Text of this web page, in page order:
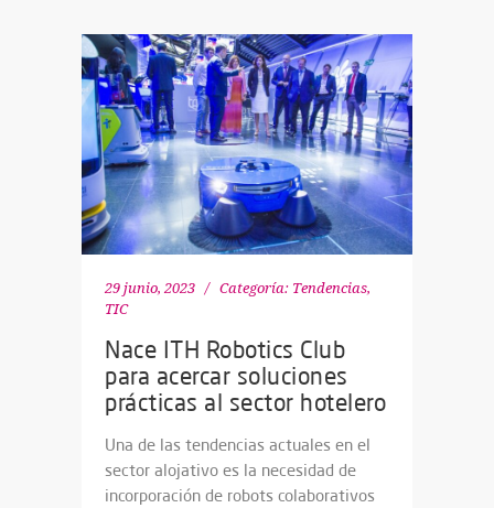
29 junio, 2023 Categoría: Tendencias,
TIC
Nace ITH Robotics Club
para acercar soluciones
prácticas al sector hotelero
Una de las tendencias actuales en el
sector alojativo es la necesidad de
incorporación de robots colaborativos